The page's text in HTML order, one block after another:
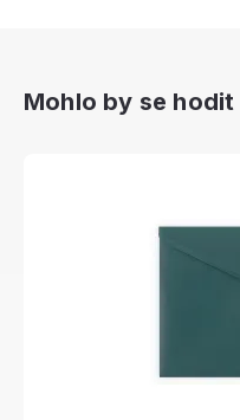
Mohlo by se hodit